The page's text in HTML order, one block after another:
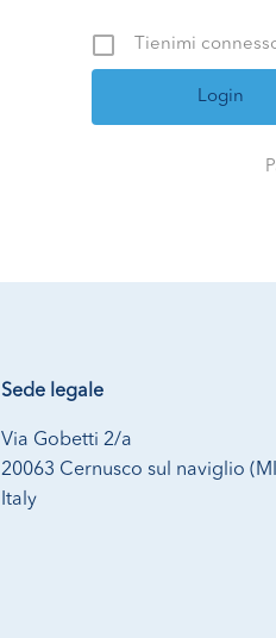
Tienimi
Sede legale
Via Gobetti 2/a
20063 Cernusco sul naviglio
Italy